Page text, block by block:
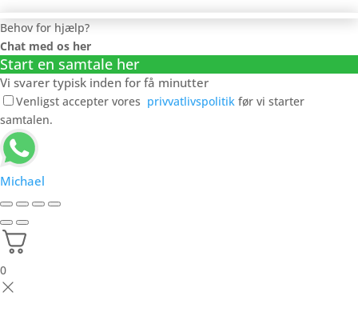
Behov for hjælp?
Chat med os her
Start en samtale her
Vi svarer typisk inden for få minutter
Venligst accepter vores privvatlivspolitik før vi starter
samtalen.
Michael
0